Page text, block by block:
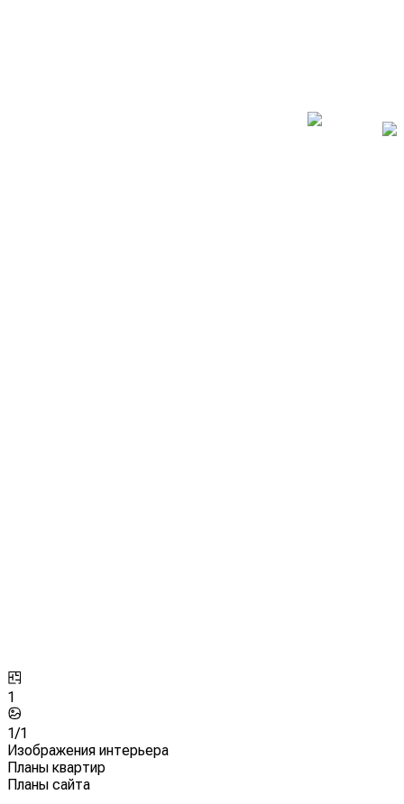
1
1/1
Изображения интерьера
Планы квартир
Планы сайта